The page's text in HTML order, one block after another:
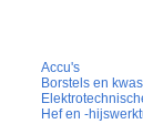
Accu's
Borstels en
Hef en -